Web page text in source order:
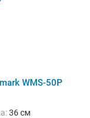
WMS-50P
36 см